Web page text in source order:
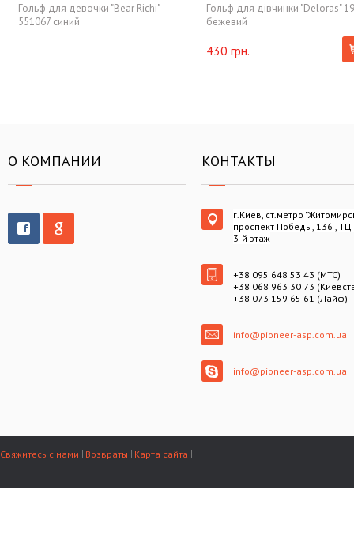
Гольф для девочки "Bear Richi"
551067 синий
Гольф для дівчинки "Deloras"
бежевий
430 грн.
О КОМПАНИИ КОНТАКТЫ
г.Киев, ст.метро
проспект Победы, 136 , ТЦ
3-й этаж
+38 095 648 53 43 (МТС)
+38 068 963 30 73
+38 073 159 65 61 (Лайф)
info@pioneer-asp.com.ua
info@pioneer-asp.com.ua
Свяжитесь с нами Возвраты Карта сайта